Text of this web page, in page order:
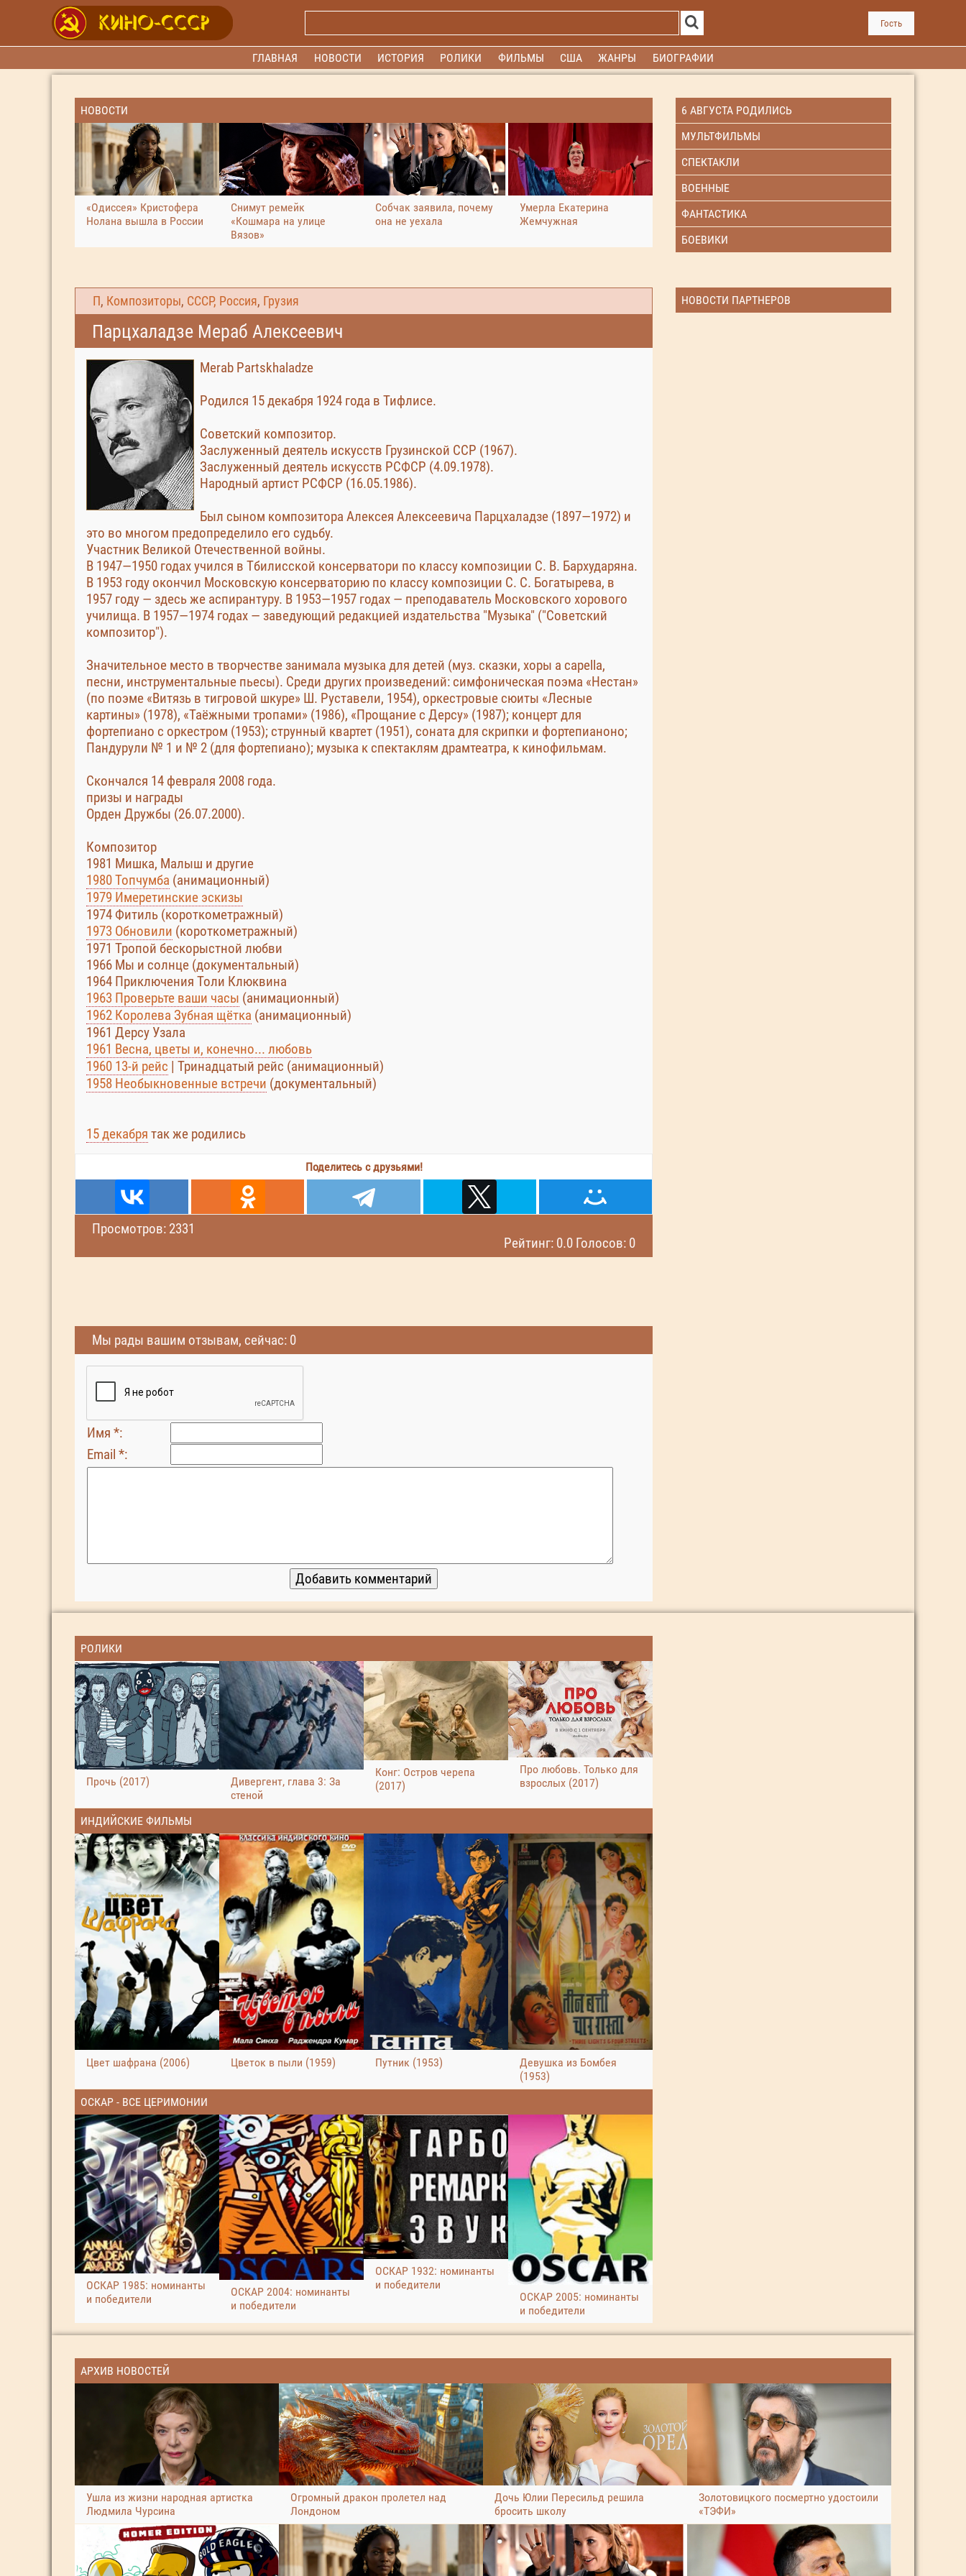
Гость
ГЛАВНАЯ НОВОСТИ ИСТОРИЯ РОЛИКИ ФИЛЬМЫ США ЖАНРЫ БИОГРАФИИ
НОВОСТИ
«Одиссея» Кристофера
Нолана вышла в России
Снимут ремейк
«Кошмара на улице
Вязов»
Собчак заявила, почему
она не уехала
Умерла Екатерина
Жемчужная
6 АВГУСТА РОДИЛИСЬ
МУЛЬТФИЛЬМЫ
СПЕКТАКЛИ
ВОЕННЫЕ
ФАНТАСТИКА
БОЕВИКИ
П , Композиторы, СССР, Россия, Грузия
Парцхаладзе Мераб Алексеевич
Merab Partskhaladze
Родился 15 декабря 1924 года в Тифлисе.
Советский композитор.
Заслуженный деятель искусств Грузинской ССР (1967).
Заслуженный деятель искусств РСФСР (4.09.1978).
Народный артист РСФСР (16.05.1986).
Был сыном композитора Алексея Алексеевича Парцхаладзе (1897—1972) и
это во многом предопределило его судьбу.
Участник Великой Отечественной войны.
В 1947—1950 годах учился в Тбилисской консерватори по классу композиции С. В. Бархударяна.
В 1953 году окончил Московскую консерваторию по классу композиции С. С. Богатырева, в
1957 году — здесь же аспирантуру. В 1953—1957 годах — преподаватель Московского хорового
училища. В 1957—1974 годах — заведующий редакцией издательства "Музыка" ("Советский
композитор").
Значительное место в творчестве занимала музыка для детей (муз. сказки, хоры a capella,
песни, инструментальные пьесы). Среди других произведений: симфоническая поэма «Нестан»
(по поэме «Витязь в тигровой шкуре» Ш. Руставели, 1954), оркестровые сюиты «Лесные
картины» (1978), «Таёжными тропами» (1986), «Прощание с Дерсу» (1987); концерт для
фортепиано с оркестром (1953); струнный квартет (1951), соната для скрипки и фортепианоно;
Пандурули № 1 и № 2 (для фортепиано); музыка к спектаклям драмтеатра, к кинофильмам.
Скончался 14 февраля 2008 года.
призы и награды
Орден Дружбы (26.07.2000).
Композитор
1981 Мишка, Малыш и другие
1980 Топчумба (анимационный)
1979 Имеретинские эскизы
1974 Фитиль (короткометражный)
1973 Обновили (короткометражный)
1971 Тропой бескорыстной любви
1966 Мы и солнце (документальный)
1964 Приключения Толи Клюквина
1963 Проверьте ваши часы (анимационный)
1962 Королева Зубная щётка (анимационный)
1961 Дерсу Узала
1961 Весна, цветы и, конечно... любовь
1960 13-й рейс | Тринадцатый рейс (анимационный)
1958 Необыкновенные встречи (документальный)
15 декабря так же родились
Поделитесь с друзьями!
Просмотров: 2331
Рейтинг: 0.0 Голосов: 0
НОВОСТИ ПАРТНЕРОВ
Мы рады вашим отзывам, сейчас: 0
Имя *:
Email *:
РОЛИКИ
Прочь (2017)
Дивергент, глава 3: За
стеной
Конг: Остров черепа
(2017)
Про любовь. Только для
взрослых (2017)
ИНДИЙСКИЕ ФИЛЬМЫ
Цвет шафрана (2006) Цветок в пыли (1959) Путник (1953)
Девушка из Бомбея
(1953)
ОСКАР - ВСЕ ЦЕРИМОНИИ
ОСКАР 1985: номинанты
и победители
ОСКАР 2004: номинанты
и победители
ОСКАР 1932: номинанты
и победители
ОСКАР 2005: номинанты
и победители
АРХИВ НОВОСТЕЙ
Ушла из жизни народная артистка
Людмила Чурсина
Огромный дракон пролетел над
Лондоном
Дочь Юлии Пересильд решила
бросить школу
Золотовицкого посмертно удостоили
«ТЭФИ»